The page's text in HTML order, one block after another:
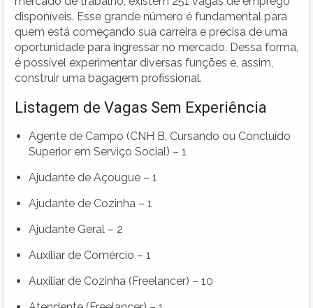
disponíveis. Esse grande número é fundamental para
quem está começando sua carreira e precisa de uma
oportunidade para ingressar no mercado. Dessa forma,
é possível experimentar diversas funções e, assim,
construir uma bagagem profissional.
Listagem de Vagas Sem Experiência
Agente de Campo (CNH B, Cursando ou Concluído
Superior em Serviço Social) – 1
Ajudante de Açougue – 1
Ajudante de Cozinha – 1
Ajudante Geral – 2
Auxiliar de Comércio – 1
Auxiliar de Cozinha (Freelancer) – 10